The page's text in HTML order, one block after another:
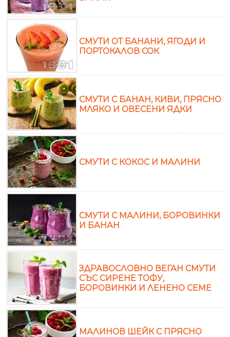
СМУТИ ОТ БАНАНИ, ЯГОДИ И
ПОРТОКАЛОВ СОК
СМУТИ С БАНАН, КИВИ, ПРЯСНО
МЛЯКО И ОВЕСЕНИ ЯДКИ
СМУТИ С КОКОС И МАЛИНИ
СМУТИ С МАЛИНИ, БОРОВИНКИ
И БАНАН
ЗДРАВОСЛОВНО ВЕГАН СМУТИ
СЪС СИРЕНЕ ТОФУ,
БОРОВИНКИ И ЛЕНЕНО СЕМЕ
МАЛИНОВ ШЕЙК С ПРЯСНО